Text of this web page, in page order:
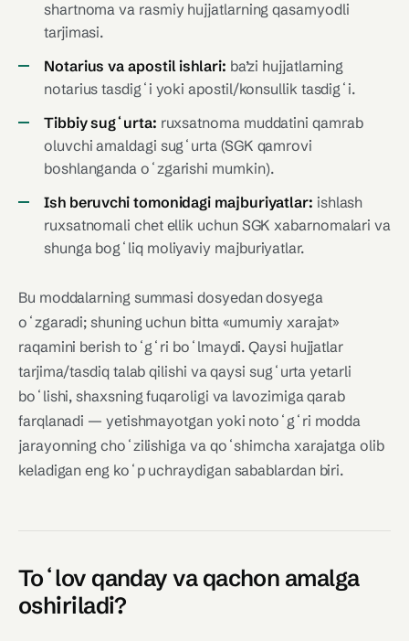
shartnoma va rasmiy hujjatlarning qasamyodli
tarjimasi.
Notarius va apostil ishlari: ba’zi hujjatlarning
notarius tasdigʻi yoki apostil/konsullik tasdigʻi.
Tibbiy sugʻurta: ruxsatnoma muddatini qamrab
oluvchi amaldagi sugʻurta (SGK qamrovi
boshlanganda oʻzgarishi mumkin).
Ish beruvchi tomonidagi majburiyatlar: ishlash
ruxsatnomali chet ellik uchun SGK xabarnomalari va
shunga bogʻliq moliyaviy majburiyatlar.
Bu moddalarning summasi dosyedan dosyega
oʻzgaradi; shuning uchun bitta «umumiy xarajat»
raqamini berish toʻgʻri boʻlmaydi. Qaysi hujjatlar
tarjima/tasdiq talab qilishi va qaysi sugʻurta yetarli
boʻlishi, shaxsning fuqaroligi va lavozimiga qarab
farqlanadi — yetishmayotgan yoki notoʻgʻri modda
jarayonning choʻzilishiga va qoʻshimcha xarajatga olib
keladigan eng koʻp uchraydigan sabablardan biri.
Toʻlov qanday va qachon amalga
oshiriladi?